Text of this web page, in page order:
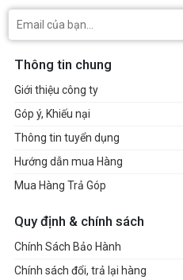
Thông tin chung
Giới thiệu công ty
Góp ý, Khiếu nại
Thông tin tuyển dụng
Hướng dẫn mua Hàng
Mua Hàng Trả Góp
Quy định & chính sách
Chính Sách Bảo Hành
Chính sách đổi, trả lại hàng